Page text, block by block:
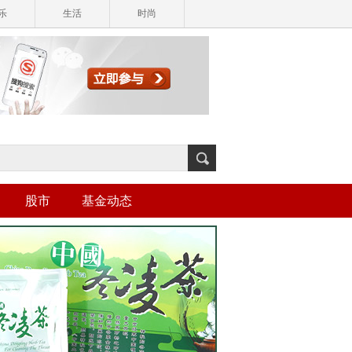
生活 时尚
股市 基金动态